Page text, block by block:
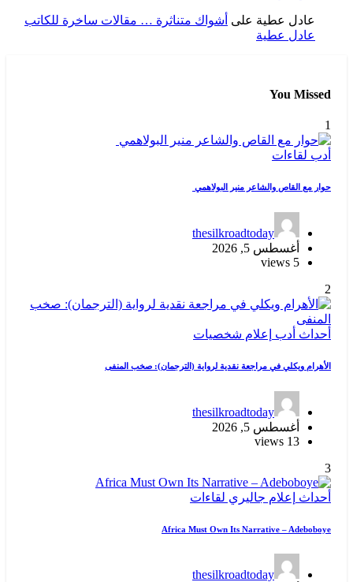
عادل عطية على أشواك متناثرة … مقالات ساخرة للكاتب
عادل عطية
You Missed
1
أدب لقاءات
حوار مع القاص والشاعر منير البولاهمي
thesilkroadtoday
أغسطس 5, 2026
5 views
2
أحداث أدب إعلام شخصيات
الأهرام ويكلي في مراجعة نقدية لرواية (الترجمان): صخب المنفى
thesilkroadtoday
أغسطس 5, 2026
13 views
3
أحداث إعلام جاليري لقاءات
Africa Must Own Its Narrative – Adeboboye
thesilkroadtoday